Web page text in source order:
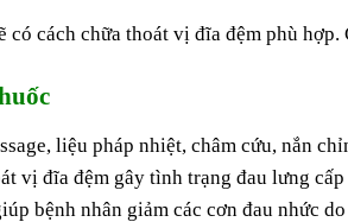
có cách chữa thoát vị đĩa đệm phù
liệu pháp nhiệt, châm cứu, nắn
vị đĩa đệm gây tình trạng đau lưng
bệnh nhân giảm các cơn đau nhức